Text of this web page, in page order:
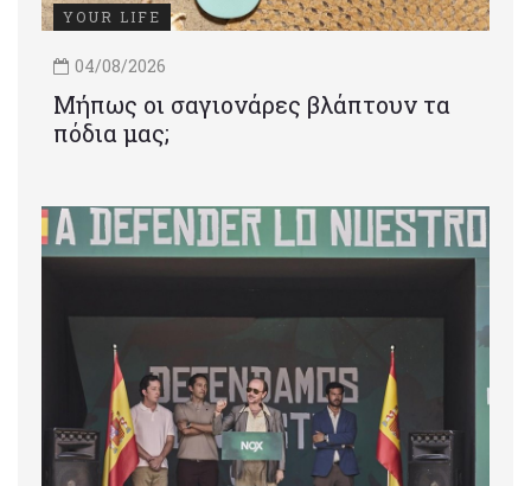
YOUR LIFE
04/08/2026
Μήπως οι σαγιονάρες βλάπτουν τα
πόδια μας;